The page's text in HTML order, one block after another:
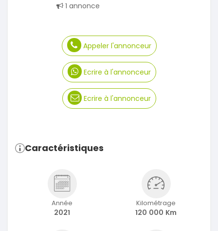
1 annonce
Appeler l'annonceur
Ecrire à l'annonceur
Ecrire à l'annonceur
Caractéristiques
Année
2021
Kilométrage
120 000 Km